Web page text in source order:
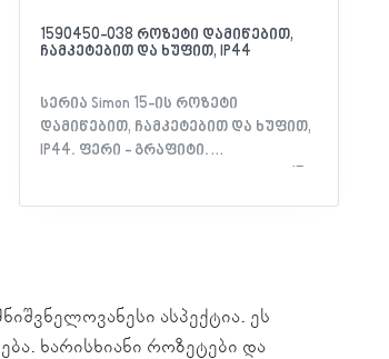
EAC დეკლარაცია
1590450-038 როზეტი დამიწებით,
ჩამკეტებით და ხუფით, IP44
სერია Simon 15-ის როზეტი
დამიწებით, ჩამკეტებით და ხუფით,
IP44. ფერი - გრაფიტი.
ჩამკეტებით და დამცავი ხუფით -
დაცულობა IP: 44 - სერთიფიკატი:
ასპექტია. ეს
ხარისხიანი როზეტები და